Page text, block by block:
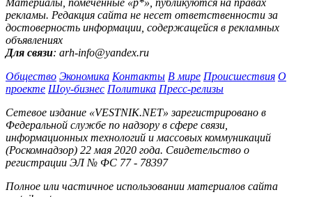
Материалы, помеченные «р*», публикуются на правах
рекламы. Редакция сайта не несет ответственности за
достоверность информации, содержащейся в рекламных
объявлениях
Для связи: arh-info@yandex.ru
Общество Экономика Контакты В мире Происшествия О
проекте Шоу-бизнес Политика Пресс-релизы
Сетевое издание «VESTNIK.NET» зарегистрировано в
Федеральной службе по надзору в сфере связи,
информационных технологий и массовых коммуникаций
(Роскомнадзор) 22 мая 2020 года. Свидетельство о
регистрации ЭЛ № ФС 77 - 78397
Полное или частичное использовании материалов сайта